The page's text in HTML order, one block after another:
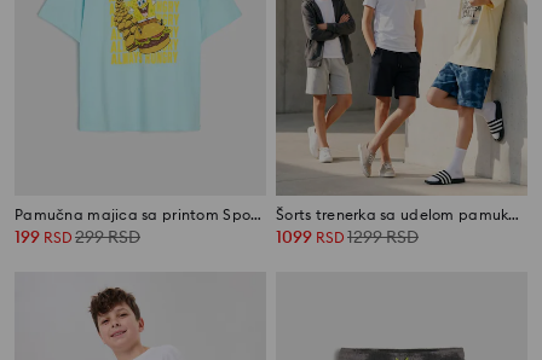
Pamučna majica sa printom SpongeBob
199 RSD 299RSD
Šorts trenerka sa udelom pamuka 3 pack
1099 RSD 1299RSD